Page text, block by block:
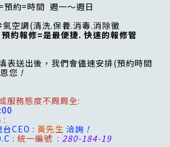
預約=時間 週一～週日
氣空調(清洗.保養.消毒.消除黴
約報修=是最便捷. 快速的報修管
表送出後，我們會儘速安排(預約時間
您 !
服務態度不周周全:
:
CEO : 黃先生 洽詢 !
: 統一編號 : 280-184-19